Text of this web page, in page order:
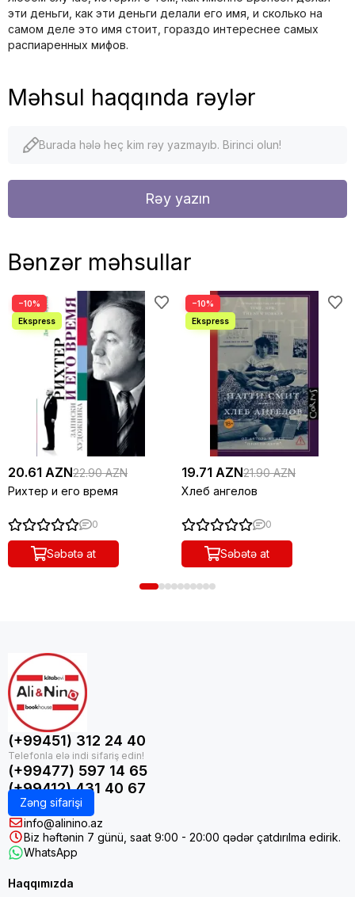
эти деньги, как эти деньги делали его имя, и сколько на
самом деле это имя стоит, гораздо интереснее самых
распиаренных мифов.
Məhsul haqqında rəylər
Burada hələ heç kim rəy yazmayıb. Birinci olun!
Rəy yazın
Bənzər məhsullar
−10%
20.61 AZN22.90 AZN
Рихтер и его время
0
Səbətə at
−10%
19.71 AZN21.90 AZN
Хлеб ангелов
0
Səbətə at
(+99451) 312 24 40
(+99477) 597 14 65
(+99412) 431 40 67
Zəng sifarişi
info@alinino.az
Biz həftənin 7 günü, saat 9:00 - 20:00 qədər çatdırılma edirik.
WhatsApp
Haqqımızda